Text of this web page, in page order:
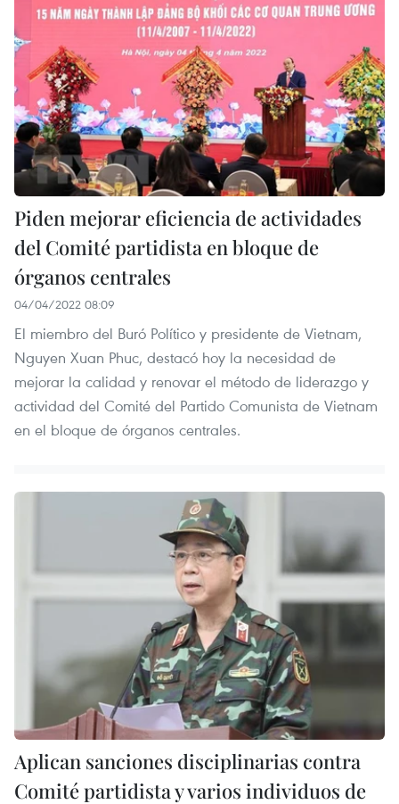
Piden mejorar eficiencia de actividades
del Comité partidista en bloque de
órganos centrales
04/04/2022 08:09
El miembro del Buró Político y presidente de Vietnam,
Nguyen Xuan Phuc, destacó hoy la necesidad de
mejorar la calidad y renovar el método de liderazgo y
actividad del Comité del Partido Comunista de Vietnam
en el bloque de órganos centrales.
Aplican sanciones disciplinarias contra
Comité partidista y varios individuos de